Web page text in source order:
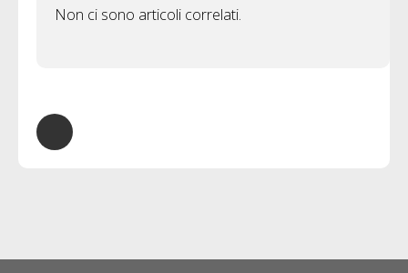
Non ci sono articoli correlati.